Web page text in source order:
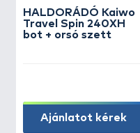
HALDORÁDÓ Kaiwo
Travel Spin 240XH
bot + orsó szett
Ajánlatot kérek